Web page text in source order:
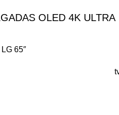
OLED 4K ULTRA
65″